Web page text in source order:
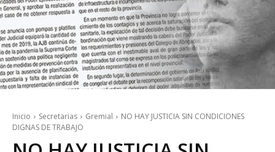
Inicio Secretarias Gremial
NO HAY JUSTICIA SIN CONDICIONES
DIGNAS DE TRABAJO